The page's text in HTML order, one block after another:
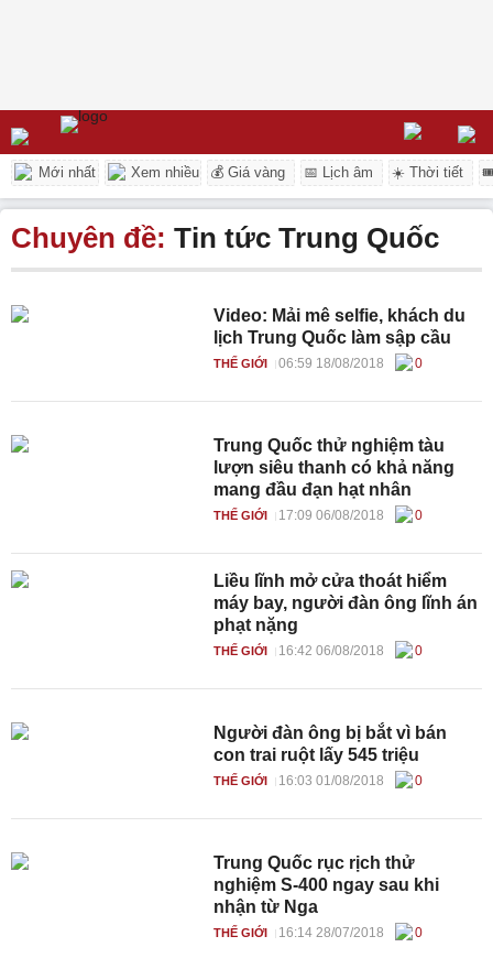
Mới nhất Xem nhiều 💰 Giá vàng 📅 Lịch âm ☀️ Thời tiết
Chuyên đề: Tin tức Trung Quốc
Video: Mải mê selfie, khách du
lịch Trung Quốc làm sập cầu
THẾ GIỚI 06:59 18/08/2018 0
Trung Quốc thử nghiệm tàu
lượn siêu thanh có khả năng
mang đầu đạn hạt nhân
THẾ GIỚI 17:09 06/08/2018 0
Liều lĩnh mở cửa thoát hiểm
máy bay, người đàn ông lĩnh án
phạt nặng
THẾ GIỚI 16:42 06/08/2018 0
Người đàn ông bị bắt vì bán
con trai ruột lấy 545 triệu
THẾ GIỚI 16:03 01/08/2018 0
Trung Quốc rục rịch thử
nghiệm S-400 ngay sau khi
nhận từ Nga
THẾ GIỚI 16:14 28/07/2018 0